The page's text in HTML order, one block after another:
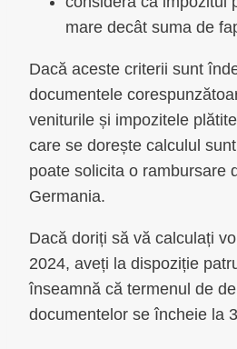
mare decât suma de
Dacă aceste criterii sunt
documentele
veniturile și impozitele
care se dorește calculul
poate solicita o rambursare
Germania.
Dacă doriți să vă calculați
2024, aveți la dispoziție
înseamnă că termenul de
documentelor se încheie la